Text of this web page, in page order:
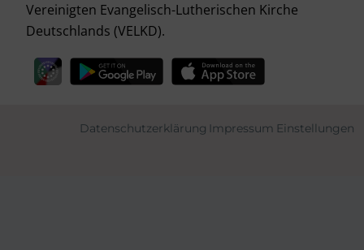
Vereinigten Evangelisch-Lutherischen Kirche
Deutschlands (VELKD).
Datenschutzerklärung Impressum Einstellungen